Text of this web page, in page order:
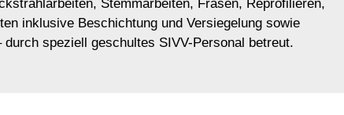
Stemmarbeiten, Fräsen, Reprofilieren,
inklusive Beschichtung und Versiegelung sowie
durch speziell geschultes SIVV-Personal betreut.